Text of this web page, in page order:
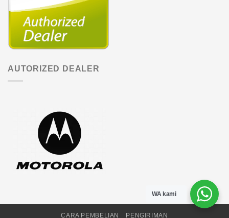
AUTORIZED DEALER
CARA PEMBELIAN PENGIRIMAN
WA kami